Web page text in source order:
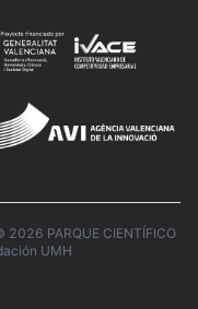
2026 PARQUE CIENTÍFICO
UMH